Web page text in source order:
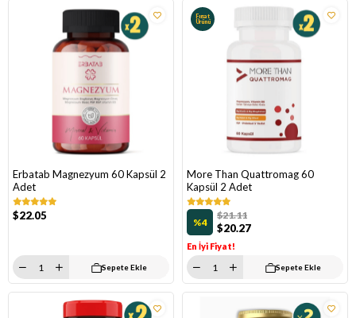
Erbatab Magnezyum 60 Kapsül 2
Adet
$22.05
Sepete Ekle
More Than Quattromag 60
Kapsül 2 Adet
%4 $20.27
$21.11
En İyi Fiyat!
Fırsat
Ürünü
Sepete Ekle